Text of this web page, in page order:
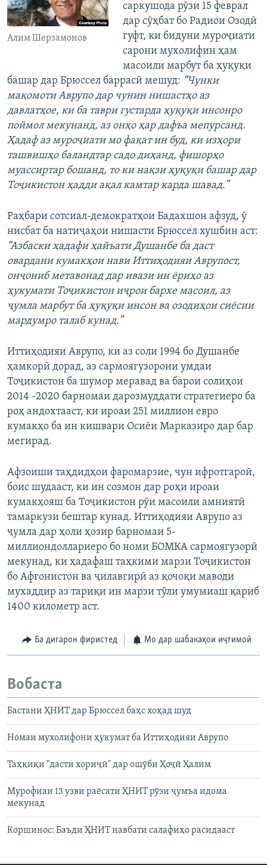
Алим Шерзамонов
саркушода рӯзи 15 феврал
дар сӯҳбат бо Радиои Озодӣ
гуфт, ки бидуни муроҷиати
сарони мухолифин ҳам
масоили марбут ба ҳуқуқи
башар дар Брюссел баррасӣ мешуд: “Чунки
мақомоти Аврупо дар чунин нишастҳо аз
давлатҳое, ки ба таври густарда ҳуқуқи инсонро
поймол мекунанд, аз онҳо ҳар дафъа мепурсанд.
Ҳадаф аз муроҷиати мо фақат ин буд, ки изҳори
ташвишҳо баландтар садо диҳанд, фишорҳо
муассиртар бошанд, то ки нақзи ҳуқуқи башар дар
Тоҷикистон ҳадди ақал камтар карда шавад.”
Раҳбари сотсиал-демократҳои Бадахшон афзуд, ӯ
нисбат ба натиҷаҳои нишасти Брюссел хушбин аст:
“Азбаски ҳадафи ҳайъати Душанбе ба даст
овардани кумакҳои нави Иттиҳодияи Аврупост,
онҷониб метавонад дар ивази ин ёриҳо аз
ҳукумати Тоҷикистон иҷрои бархе масоил, аз
ҷумла марбут ба ҳуқуқи инсон ва озодиҳои сиёсии
мардумро талаб кунад.”
Иттиҳодияи Аврупо, ки аз соли 1994 бо Душанбе
ҳамкорӣ дорад, аз сармоягузорони умдаи
Тоҷикистон ба шумор меравад ва барои солиҳои
2014 -2020 барномаи дарозмуддати стратегиеро ба
роҳ андохтааст, ки ироаи 251 миллион евро
кумакҳо ба ин кишвари Осиёи Марказиро дар бар
мегирад.
Афзоиши таҳдидҳои фаромарзие, чун ифротгароӣ,
боис шудааст, ки ин созмон дар роҳи ироаи
кумакҳояш ба Тоҷикистон рӯи масоили амниятӣ
тамаркузи бештар кунад. Иттиҳодияи Аврупо аз
ҷумла дар ҳоли ҳозир барномаи 5-
миллиондоллариеро бо номи БОМКА сармоягузорӣ
мекунад, ки ҳадафаш таҳкими марзи Тоҷикистон
бо Афғонистон ва ҷилавгирӣ аз қочоқи маводи
мухаддир аз тариқи ин марзи тӯли умумиаш қариб
1400 километр аст.
Ба дигарон фиристед Мо дар шабакаҳои иҷтимоӣ
Вобаста
Бастани ҲНИТ дар Брюссел баҳс хоҳад шуд
Номаи мухолифони ҳукумат ба Иттиҳодияи Аврупо
Таҳқиқи "дасти хориҷӣ" дар ошӯби Ҳоҷӣ Ҳалим
Мурофиаи 13 узви раёсати ҲНИТ рӯзи ҷумъа идома
мекунад
Коршинос: Баъди ҲНИТ навбати салафиҳо расидааст